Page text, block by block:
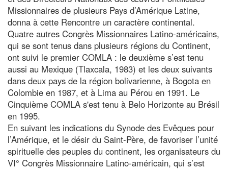
Missionnaires de plusieurs Pays d’Amérique Latine,
donna à cette Rencontre un caractère continental.
Quatre autres Congrès Missionnaires Latino-américains,
qui se sont tenus dans plusieurs régions du Continent,
ont suivi le premier COMLA : le deuxième s’est tenu
aussi au Mexique (Tlaxcala, 1983) et les deux suivants
dans deux pays de la région bolivarienne, à Bogota en
Colombie en 1987, et à Lima au Pérou en 1991. Le
Cinquième COMLA s'est tenu à Belo Horizonte au Brésil
en 1995.
En suivant les indications du Synode des Evêques pour
l’Amérique, et le désir du Saint-Père, de favoriser l’unité
spirituelle des peuples du continent, les organisateurs du
VI° Congrès Missionnaire Latino-américain, qui s’est